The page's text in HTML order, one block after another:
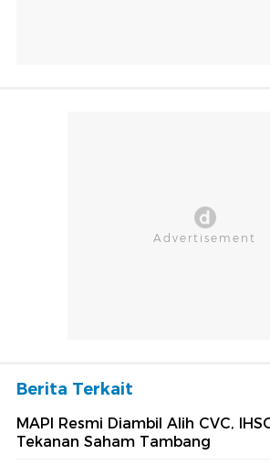
Berita Terkait
MAPI Resmi Diambil Alih CVC,
Tekanan Saham Tambang